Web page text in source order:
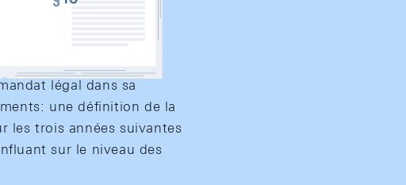
légal dans sa
une définition de la
les trois années suivantes
sur le niveau des